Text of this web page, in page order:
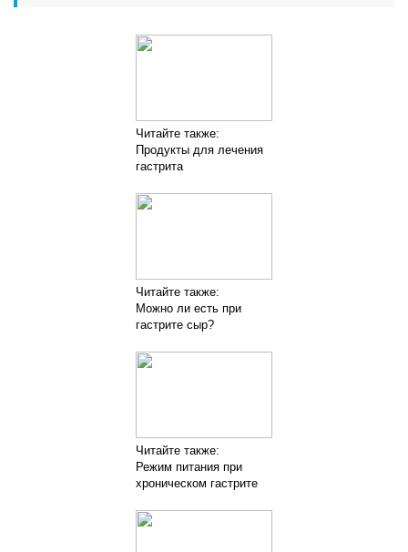
Читайте также:
Продукты для лечения
гастрита
Читайте также:
Можно ли есть при
гастрите сыр?
Читайте также:
Режим питания при
хроническом гастрите